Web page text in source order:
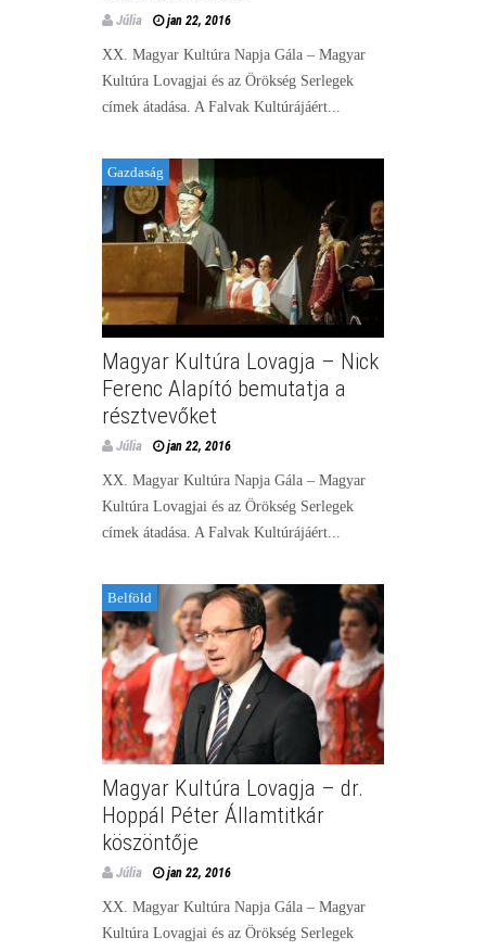
Júlia jan 22, 2016
XX. Magyar Kultúra Napja Gála – Magyar
Kultúra Lovagjai és az Örökség Serlegek
címek átadása. A Falvak Kultúrájáért...
Gazdaság
Magyar Kultúra Lovagja – Nick
Ferenc Alapító bemutatja a
résztvevőket
Júlia jan 22, 2016
XX. Magyar Kultúra Napja Gála – Magyar
Kultúra Lovagjai és az Örökség Serlegek
címek átadása. A Falvak Kultúrájáért...
Belföld
Magyar Kultúra Lovagja – dr.
Hoppál Péter Államtitkár
köszöntője
Júlia jan 22, 2016
XX. Magyar Kultúra Napja Gála – Magyar
Kultúra Lovagjai és az Örökség Serlegek